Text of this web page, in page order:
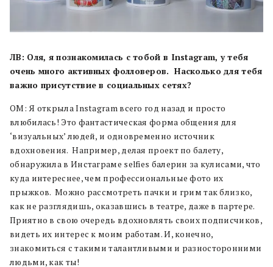
ЛВ: Oля, я познакомилась с тобой в Instagram, у тебя
очень много активных фолловеров. Насколько для тебя
важно присутствие в социальных сетях?
ОМ: Я открыла Instagram всего год назад и просто
влюбилась! Это фантастическая форма общения для
‘визуальных’ людей, и одновременно источник
вдохновения. Например, делая проект по балету,
обнаружила в Инстаграме selfies балерин за кулисами, что
куда интереснее, чем профессиональные фото их
прыжков. Можно рассмотреть пачки и грим так близко,
как не разглядишь, оказавшись в театре, даже в партере.
Приятно в свою очередь вдохновлять своих подписчиков,
видеть их интерес к моим работам. И, конечно,
знакомиться с такими талантливыми и разносторонними
людьми, как ты!